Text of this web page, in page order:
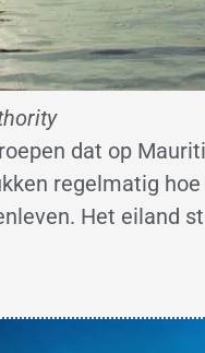
dat op
regelmatig
Het eiland